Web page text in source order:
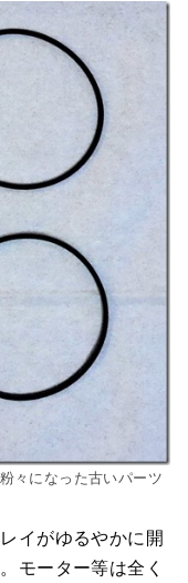
々になった古いパーツ
イがゆるやかに開
モーター等は全く